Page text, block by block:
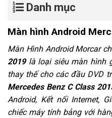
Danh mục
Màn hình Android
Màn Hình Android Morcar
2019là loại siêu màn hình
thay thế cho các đầu DVD
Mercedes Benz C Class
Android, Kết nối Internet,
chiếc máy tính bảng với